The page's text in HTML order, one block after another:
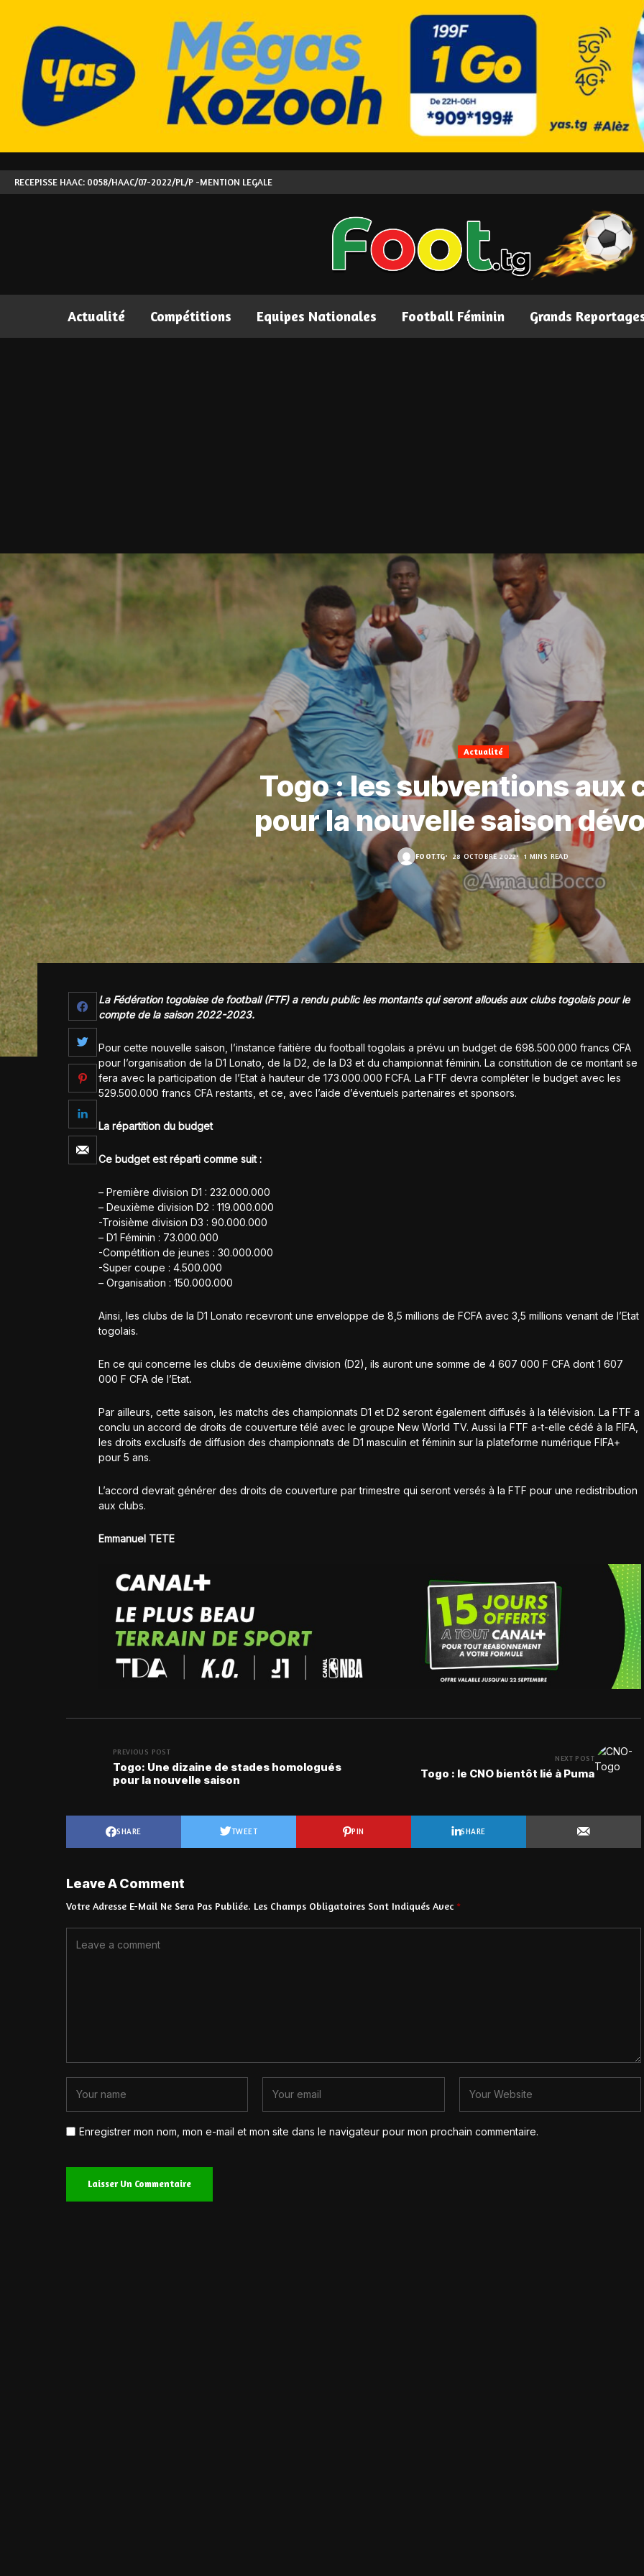
RECEPISSE HAAC: 0058/HAAC/07-2022/PL/P -MENTION LEGALE
Actualité Compétitions Equipes Nationales Football Féminin Grands
Actualité
Togo : les subventions aux
pour la nouvelle saison
FOOT.TG 28 OCTOBRE 2022 1 MINS READ
La Fédération togolaise de football (FTF) a rendu public les montants qui seront alloués aux clubs togolais pour le
compte de la saison 2022-2023.
Pour cette nouvelle saison, l’instance faitière du football togolais a prévu un budget de 698.500.000 francs CFA
pour l’organisation de la D1 Lonato, de la D2, de la D3 et du championnat féminin. La constitution de ce montant se
fera avec la participation de l’Etat à hauteur de 173.000.000 FCFA. La FTF devra compléter le budget avec les
529.500.000 francs CFA restants, et ce, avec l’aide d’éventuels partenaires et sponsors.
La répartition du budget
Ce budget est réparti comme suit :
– Première division D1 : 232.000.000
– Deuxième division D2 : 119.000.000
-Troisième division D3 : 90.000.000
– D1 Féminin : 73.000.000
-Compétition de jeunes : 30.000.000
-Super coupe : 4.500.000
– Organisation : 150.000.000
Ainsi, les clubs de la D1 Lonato recevront une enveloppe de 8,5 millions de FCFA avec 3,5 millions venant de l’Etat
togolais.
En ce qui concerne les clubs de deuxième division (D2), ils auront une somme de 4 607 000 F CFA dont 1 607
000 F CFA de l’Etat.
Par ailleurs, cette saison, les matchs des championnats D1 et D2 seront également diffusés à la télévision. La FTF a
conclu un accord de droits de couverture télé avec le groupe New World TV. Aussi la FTF a-t-elle cédé à la FIFA,
les droits exclusifs de diffusion des championnats de D1 masculin et féminin sur la plateforme numérique FIFA+
pour 5 ans.
L’accord devrait générer des droits de couverture par trimestre qui seront versés à la FTF pour une redistribution
aux clubs.
Emmanuel TETE
PREVIOUS POST
Togo: Une dizaine de stades homologués
pour la nouvelle saison
NEXT POST
Togo : le CNO bientôt lié à Puma
SHARE TWEET PIN SHARE
Leave A Comment
Votre Adresse E-Mail Ne Sera Pas Publiée. Les Champs Obligatoires Sont Indiqués Avec *
Enregistrer mon nom, mon e-mail et mon site dans le navigateur pour mon prochain commentaire.